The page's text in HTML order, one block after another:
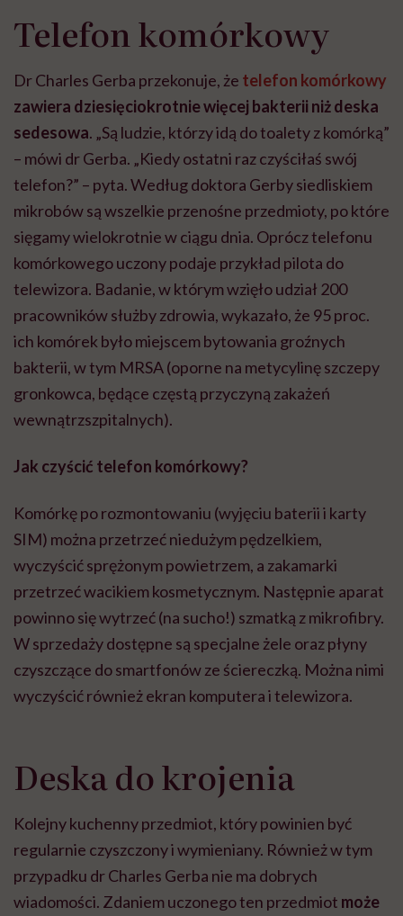
Telefon komórkowy
Dr Charles Gerba przekonuje, że telefon komórkowy
zawiera dziesięciokrotnie więcej bakterii niż deska
sedesowa. „Są ludzie, którzy idą do toalety z komórką”
– mówi dr Gerba. „Kiedy ostatni raz czyściłaś swój
telefon?” – pyta. Według doktora Gerby siedliskiem
mikrobów są wszelkie przenośne przedmioty, po które
sięgamy wielokrotnie w ciągu dnia. Oprócz telefonu
komórkowego uczony podaje przykład pilota do
telewizora. Badanie, w którym wzięło udział 200
pracowników służby zdrowia, wykazało, że 95 proc.
ich komórek było miejscem bytowania groźnych
bakterii, w tym MRSA (oporne na metycylinę szczepy
gronkowca, będące częstą przyczyną zakażeń
wewnątrzszpitalnych).
Jak czyścić telefon komórkowy?
Komórkę po rozmontowaniu (wyjęciu baterii i karty
SIM) można przetrzeć niedużym pędzelkiem,
wyczyścić sprężonym powietrzem, a zakamarki
przetrzeć wacikiem kosmetycznym. Następnie aparat
powinno się wytrzeć (na sucho!) szmatką z mikrofibry.
W sprzedaży dostępne są specjalne żele oraz płyny
czyszczące do smartfonów ze ściereczką. Można nimi
wyczyścić również ekran komputera i telewizora.
Deska do krojenia
Kolejny kuchenny przedmiot, który powinien być
regularnie czyszczony i wymieniany. Również w tym
przypadku dr Charles Gerba nie ma dobrych
wiadomości. Zdaniem uczonego ten przedmiot może